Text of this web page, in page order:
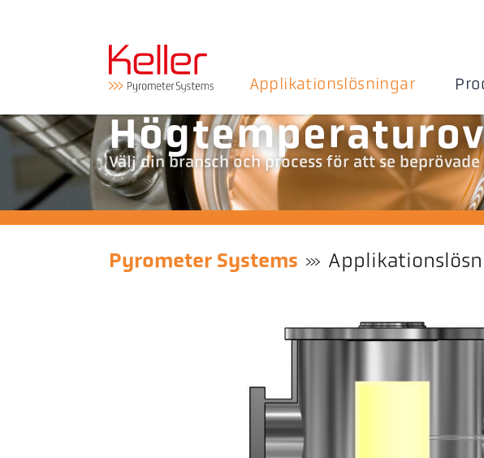
Applikationslösningar
Välj din bransch och process för att se
Pyrometer Systems